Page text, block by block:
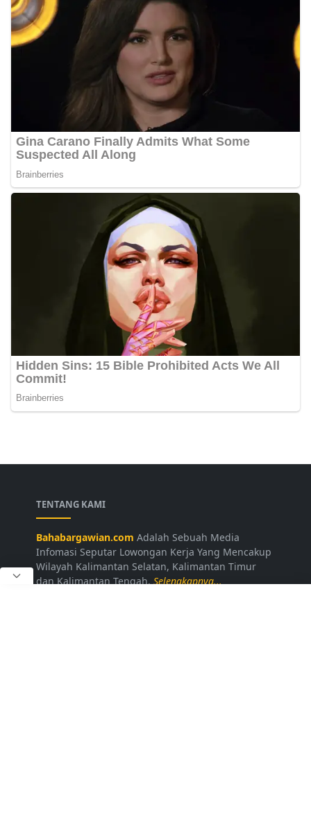
TENTANG KAMI
Bahabargawian.com Adalah Sebuah Media
Infomasi Seputar Lowongan Kerja Yang Mencakup
Wilayah Kalimantan Selatan, Kalimantan Timur
dan Kalimantan Tengah. Selengkapnya...